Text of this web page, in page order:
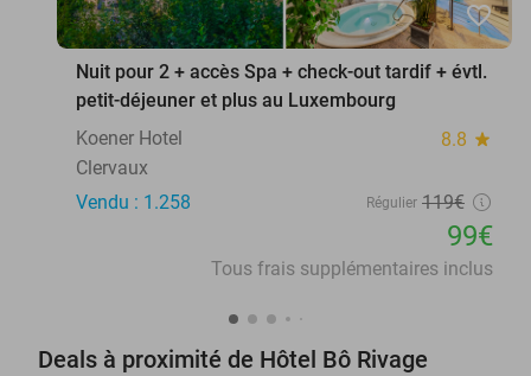
favorite_border
Nuit pour 2 + accès Spa + check-out tardif + évtl.
petit-déjeuner et plus au Luxembourg
Koener Hotel
8.8 star
Clervaux
Vendu : 1.258
Régulier 119€
99€
Tous frais supplémentaires inclus
Deals à proximité de Hôtel Bô Rivage